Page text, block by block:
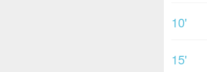
10'
15'